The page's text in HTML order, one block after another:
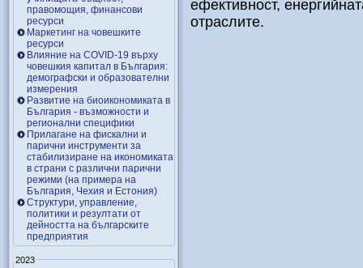
правомощия, финансови
ресурси
Маркетинг на човешките
ресурси
Влияние на COVID-19 върху
човешкия капитал в България:
демографски и образователни
измерения
Развитие на биоикономиката в
България - възможности и
регионални специфики
Прилагане на фискални и
парични инструменти за
стабилизиране на икономиката
в страни с различни парични
режими (на примера на
България, Чехия и Естония)
Структури, управление,
политики и резултати от
дейността на българските
предприятия
2023
ефективност,
отраслите.